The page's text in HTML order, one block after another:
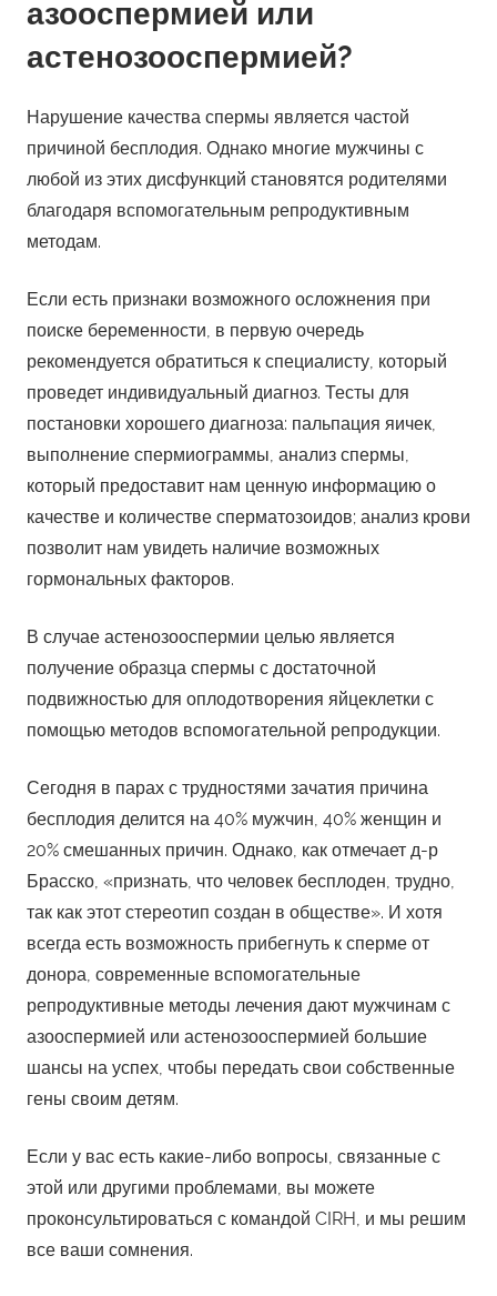
азооспермией или
астенозооспермией?
Нарушение качества спермы является частой
причиной бесплодия. Однако многие мужчины с
любой из этих дисфункций становятся родителями
благодаря вспомогательным репродуктивным
методам.
Если есть признаки возможного осложнения при
поиске беременности, в первую очередь
рекомендуется обратиться к специалисту, который
проведет индивидуальный диагноз. Тесты для
постановки хорошего диагноза: пальпация яичек,
выполнение спермиограммы, анализ спермы,
который предоставит нам ценную информацию о
качестве и количестве сперматозоидов; анализ крови
позволит нам увидеть наличие возможных
гормональных факторов.
В случае астенозооспермии целью является
получение образца спермы с достаточной
подвижностью для оплодотворения яйцеклетки с
помощью методов вспомогательной репродукции.
Сегодня в парах с трудностями зачатия причина
бесплодия делится на 40% мужчин, 40% женщин и
20% смешанных причин. Однако, как отмечает д-р
Брасско, «признать, что человек бесплоден, трудно,
так как этот стереотип создан в обществе». И хотя
всегда есть возможность прибегнуть к сперме от
донора, современные вспомогательные
репродуктивные методы лечения дают мужчинам с
азооспермией или астенозооспермией большие
шансы на успех, чтобы передать свои собственные
гены своим детям.
Если у вас есть какие-либо вопросы, связанные с
этой или другими проблемами, вы можете
проконсультироваться с командой CIRH, и мы решим
все ваши сомнения.